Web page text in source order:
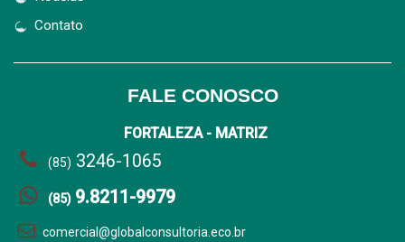
Contato
FALE CONOSCO
FORTALEZA - MATRIZ
(85) 3246-1065
(85)9.8211-9979
comercial@globalconsultoria.eco.br